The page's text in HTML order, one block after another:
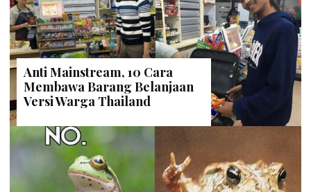
Anti Mainstream, 10 Cara
Membawa Barang Belanjaan
Versi Warga Thailand